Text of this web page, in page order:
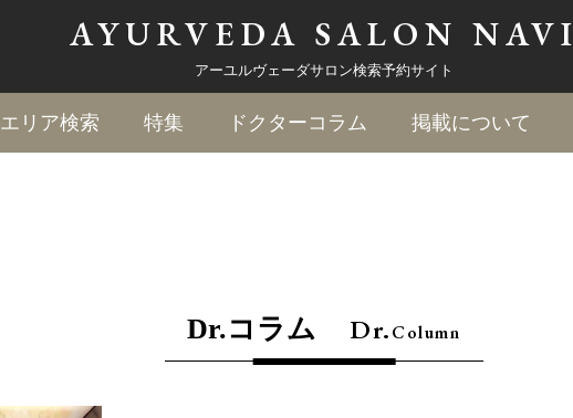
AYURVEDA SALON NAVI
アーユルヴェーダサロン検索予約サイト
エリア検索 特集 ドクターコラム 掲載について
Dr.コラム Dr.Column